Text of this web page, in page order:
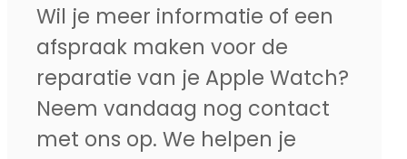
Wil je meer informatie of een
afspraak maken voor de
reparatie van je Apple Watch?
Neem vandaag nog contact
met ons op. We helpen je